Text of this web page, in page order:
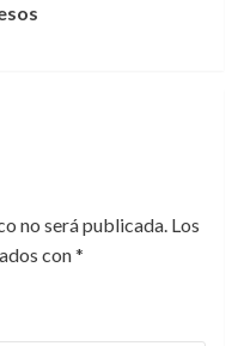
no será publicada. Los
con*